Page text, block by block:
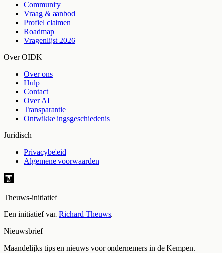
Community
Vraag & aanbod
Profiel claimen
Roadmap
Vragenlijst 2026
Over OIDK
Over ons
Hulp
Contact
Over AI
Transparantie
Ontwikkelingsgeschiedenis
Juridisch
Privacybeleid
Algemene voorwaarden
Theuws-initiatief
Een initiatief van Richard Theuws.
Nieuwsbrief
Maandelijks tips en nieuws voor ondernemers in de Kempen.